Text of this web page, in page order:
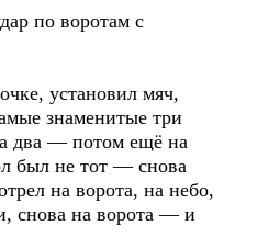
по воротам с
установил мяч,
знаменитые три
два — потом ещё на
был не тот — снова
на ворота, на небо,
снова на ворота — и